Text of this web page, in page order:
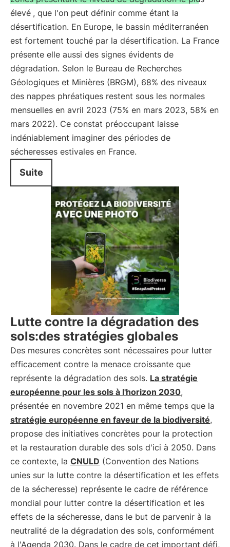
élevé , que l'on peut définir comme étant la
désertification. En Europe, le bassin méditerranéen
est fortement touché par la désertification. La France
présente elle aussi des signes évidents de
dégradation. Selon le Bureau de Recherches
Géologiques et Minières (BRGM), 68% des niveaux
des nappes phréatiques restent sous les normales
mensuelles en avril 2023 (75% en mars 2023, 58% en
mars 2022). Ce constat préoccupant laisse
indéniablement imaginer des périodes de
sécheresses estivales en France.
Suite
Lutte contre la dégradation des
sols:des stratégies globales
Des mesures concrètes sont nécessaires pour lutter
efficacement contre la menace croissante que
représente la dégradation des sols. La stratégie
européenne pour les sols à l'horizon 2030,
présentée en novembre 2021 en même temps que la
stratégie européenne en faveur de la biodiversité,
propose des initiatives concrètes pour la protection
et la restauration durable des sols d'ici à 2050. Dans
ce contexte, la CNULD (Convention des Nations
unies sur la lutte contre la désertification et les effets
de la sécheresse) représente le cadre de référence
mondial pour lutter contre la désertification et les
effets de la sécheresse, dans le but de parvenir à la
neutralité de la dégradation des sols, conformément
à l'Agenda 2030. Dans le cadre de cet important défi,